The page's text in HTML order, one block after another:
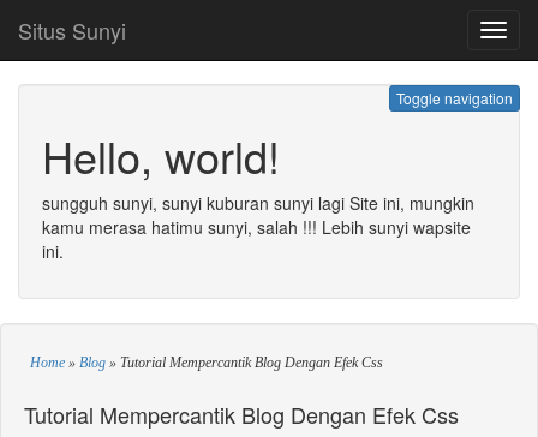
Situs Sunyi
Toggle navigation
Hello, world!
sungguh sunyi, sunyi kuburan sunyi lagi Site ini, mungkin
kamu merasa hatimu sunyi, salah !!! Lebih sunyi wapsite
ini.
Home » Blog » Tutorial Mempercantik Blog Dengan Efek Css
Tutorial Mempercantik Blog Dengan Efek Css